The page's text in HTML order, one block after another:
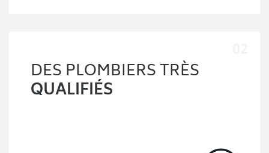
DES PLOMBIERS TRÈS
QUALIFIÉS